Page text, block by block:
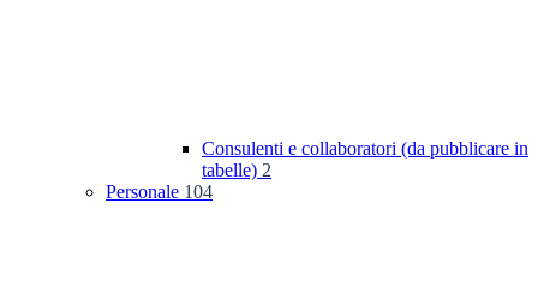
Consulenti e collaboratori (da pubblicare in
tabelle) 2
Personale 104